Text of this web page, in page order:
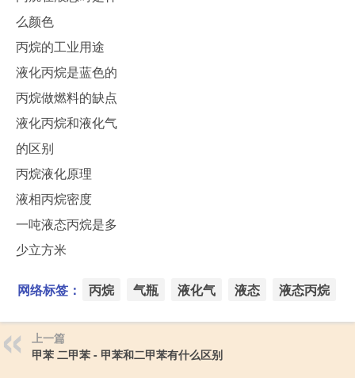
么颜色
丙烷的工业用途
液化丙烷是蓝色的
丙烷做燃料的缺点
液化丙烷和液化气
的区别
丙烷液化原理
液相丙烷密度
一吨液态丙烷是多
少立方米
网络标签： 丙烷 气瓶 液化气 液态 液态丙烷
上一篇
甲苯 二甲苯 - 甲苯和二甲苯有什么区别